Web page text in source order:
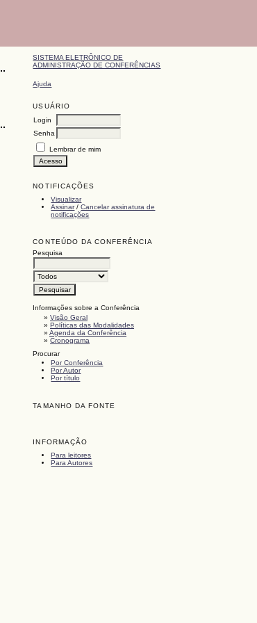
SISTEMA ELETRÔNICO DE
ADMINISTRAÇÃO DE CONFERÊNCIAS
Ajuda
USUÁRIO
Login
Senha
Lembrar de mim
NOTIFICAÇÕES
Visualizar
Assinar/Cancelar assinatura de
notificações
CONTEÚDO DA CONFERÊNCIA
Pesquisa
Informações sobre a Conferência
»Visão Geral
»Políticas das Modalidades
»Agenda da Conferência
»Cronograma
Procurar
Por Conferência
Por Autor
Por título
TAMANHO DA FONTE
INFORMAÇÃO
Para leitores
Para Autores